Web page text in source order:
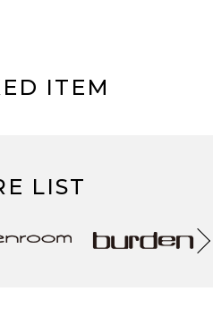
ITEM
LIST